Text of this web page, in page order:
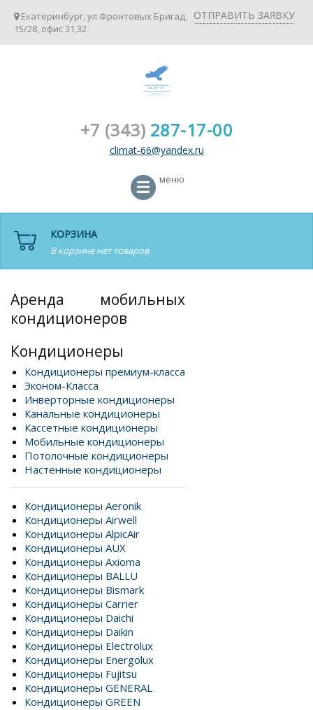
ОТПРАВИТЬ ЗАЯВКУ
Екатеринбург, ул.Фронтовых Бригад,
15/28, офис 31,32
+7 (343) 287-17-00
climat-66@yandex.ru
КОРЗИНА
В корзине нет товаров
меню
Аренда мобильных
кондиционеров
Кондиционеры
Кондиционеры премиум-класса
Эконом-Класса
Инверторные кондиционеры
Канальные кондиционеры
Кассетные кондиционеры
Мобильные кондиционеры
Потолочные кондиционеры
Настенные кондиционеры
Кондиционеры Aeronik
Кондиционеры Airwell
Кондиционеры AlpicAir
Кондиционеры AUX
Кондиционеры Axioma
Кондиционеры BALLU
Кондиционеры Bismark
Кондиционеры Carrier
Кондиционеры Daichi
Кондиционеры Daikin
Кондиционеры Electrolux
Кондиционеры Energolux
Кондиционеры Fujitsu
Кондиционеры GENERAL
Кондиционеры GREEN